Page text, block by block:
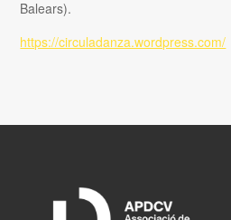
Balears).
https://circuladanza.wordpress.com/